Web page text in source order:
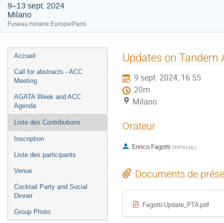
9–13 sept. 2024
Milano
Fuseau horaire Europe/Paris
Menu
de
l'événement
Accueil
Call for abstracts - ACC
Meeting
AGATA Week and ACC
Agenda
Liste des Contributions
Inscription
Liste des participants
Venue
Cocktail Party and Social
Dinner
Group Photo
Updates on Tandem
9 sept. 2024, 16:55
20m
Milano
Orateur
Enrico Fagotti (INFN LNL)
Documents de
Fagotti-Update_PTA.pdf